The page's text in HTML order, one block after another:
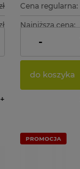
Cena regularna:
Najniższa cena:
Cena netto:
-
do koszyka
PROMOCJA